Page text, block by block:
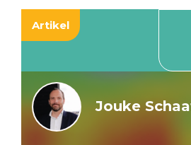
Artikel
Jouke